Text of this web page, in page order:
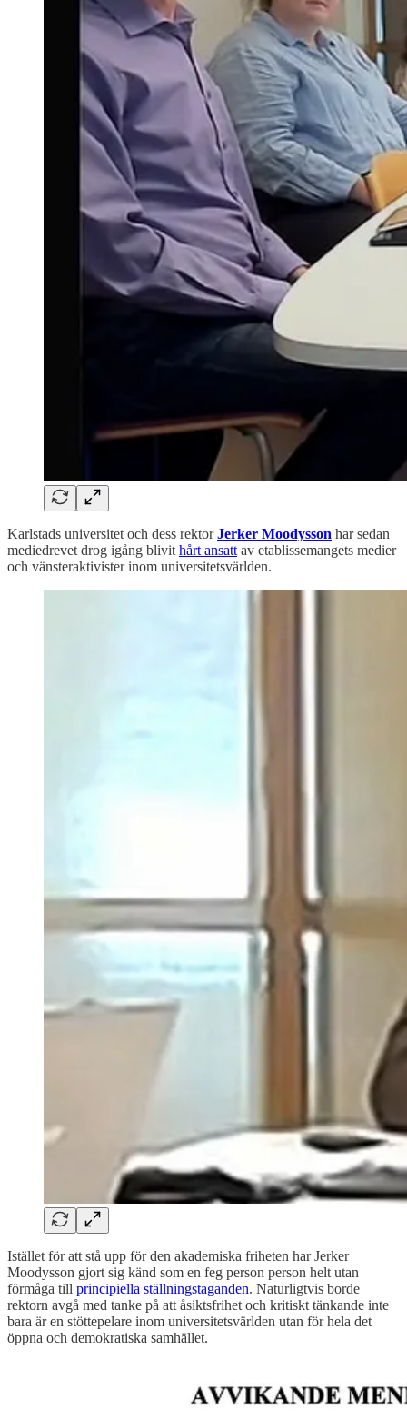
Karlstads universitet och dess rektorJerker Moodysson har sedan
mediedrevet drog igång blivit hårt ansatt av etablissemangets medier
och vänsteraktivister inom universitetsvärlden.
Istället för att stå upp för den akademiska friheten har Jerker
Moodysson gjort sig känd som en feg person person helt utan
förmåga till principiella ställningstaganden. Naturligtvis borde
rektorn avgå med tanke på att åsiktsfrihet och kritiskt tänkande inte
bara är en stöttepelare inom universitetsvärlden utan för hela det
öppna och demokratiska samhället.